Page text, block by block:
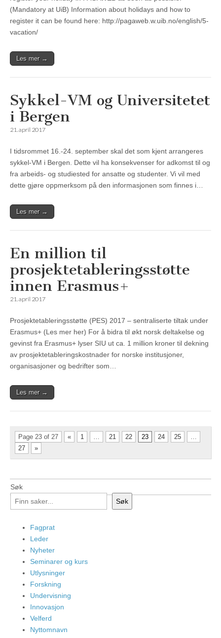
(Mandatory at UiB) Information about holidays and how to
register it can be found here: http://pagaweb.w.uib.no/english/5-
vacation/
Les mer →
Sykkel-VM og Universitetet
i Bergen
21. april 2017
I tidsrommet 16.-24. september skal det som kjent arrangeres
sykkel-VM i Bergen. Dette vil ha konsekvenser for adkomst til og
fra arbeids- og studiested for ansatte og studenter. Vi vil med
dette gjøre oppmerksom på den informasjonen som finnes i…
Les mer →
En million til
prosjektetableringsstøtte
innen Erasmus+
21. april 2017
Prosjektetableringsstøtte (PES) 2017 – sentraliserte tiltak under
Erasmus+ (Les mer her) For å bidra til økt norsk deltakelse og
gevinst fra Erasmus+ lyser SIU ut ca. 1 million kroner til dekning
av prosjektetableringskostnader for norske institusjoner,
organisasjoner og bedrifter som…
Les mer →
Page 23 of 27 « 1 … 21 22 23 24 25
…
27
»
Søk
Søk
Fagprat
Leder
Nyheter
Seminarer og kurs
Utlysninger
Forskning
Undervisning
Innovasjon
Velferd
Nyttomnavn